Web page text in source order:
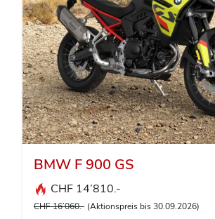
BMW F 900 GS
CHF 14’810.-
CHF 16’060.- (Aktionspreis bis 30.09.2026)